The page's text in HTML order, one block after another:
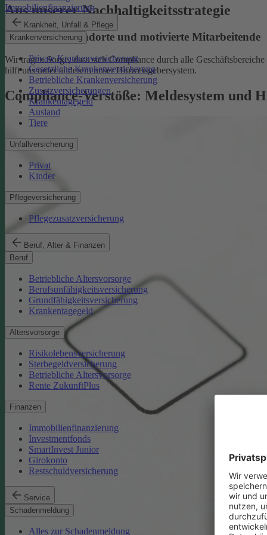
Immobilienfinanzierung
Krankheit, Unfall & Pflege
Krankenversicherung
Private Krankenversicherung
Gesetzliche Krankenversicherung
Betriebliche Krankenversicherung
Zusatzversicherungen
Krankentagegeld
Ausland
Tiere
Unfallversicherung
Privat
Kinder
Pflegeversicherung
Pflegezusatzversicherung
Beruf, Alter & Finanzen
Beruf
Betriebliche Altersvorsorge
Berufsunfähigkeitsversicherung
Grundfähigkeitsversicherung
Krankentagegeld
Altersvorsorge
Risikolebensversicherung
Sterbegeldversicherung
Betriebliche Altersvorsorge
Rente ZukunftPlus
Finanzen
Immobilienfinanzierung
Investmentfonds
SmartInvest Junior
Girokonto
Restschuldversicherung
Service
Schadenmeldung
Alles zur Schadenmeldung
Aus unserer Nachhaltigkeitsstrategie
Nachhaltige Standorte und motivierte Mitarbeitende
Wir tragen Sorge, dass sich Compliance durch alle
hilft uns unter anderem unser Hinweisgebersystem.
Compliance-Verstöße: Meldesystem und